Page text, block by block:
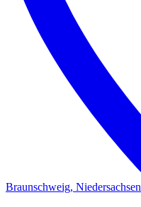
Braunschweig, Niedersachsen